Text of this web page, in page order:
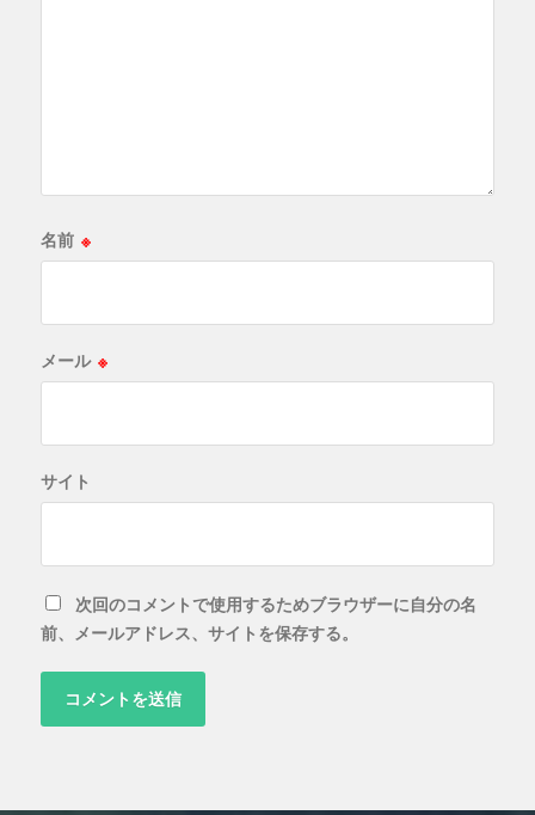
名前 ※
メール ※
サイト
次回のコメントで使用するためブラウザーに自分の名
前、メールアドレス、サイトを保存する。